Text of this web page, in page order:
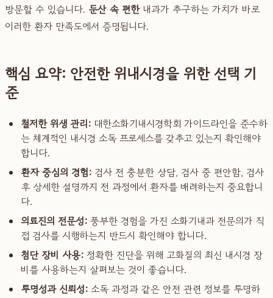
방문할 수 있습니다. 둔산 속 편한내과가 추구하는 가치가 바로
이러한 환자 만족도에서 증명됩니다.
핵심 요약: 안전한 위내시경을 위한 선택 기
준
철저한 위생 관리: 대한소화기내시경학회 가이드라인을 준수하
는 체계적인 내시경 소독 프로세스를 갖추고 있는지 확인해야
합니다.
환자 중심의 경험: 검사 전 충분한 상담, 검사 중 편안함, 검사
후 상세한 설명까지 전 과정에서 환자를 배려하는지 중요합니
다.
의료진의 전문성: 풍부한 경험을 가진 소화기내과 전문의가 직
접 검사를 시행하는지 반드시 확인해야 합니다.
첨단 장비 사용: 정확한 진단을 위해 고화질의 최신 내시경 장
비를 사용하는지 살펴보는 것이 좋습니다.
투명성과 신뢰성: 소독 과정과 같은 안전 관련 정보를 투명하